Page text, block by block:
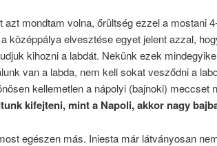
azt mondtam volna, őrültség ezzel a mostani
középpálya elvesztése egyet jelent azzal,
kihozni a labdát. Nekünk ezek
van a labda, nem kell sokat vesződni a
kellemetlen a nápolyi (bajnoki) meccset
kifejteni, mint a Napoli, akkor nagy
egészen más. Iniesta már látványosan